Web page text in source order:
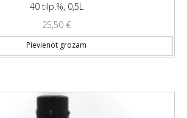
40 tilp.%, 0,5L
25,50 €
Pievienot grozam